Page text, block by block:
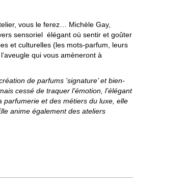
vous le ferez… Michèle Gay,
sensoriel élégant où sentir et goûter
et culturelles (les mots-parfum, leurs
qui vous amèneront à
de parfums ’signature’ et bien-
cessé de traquer l’émotion, l’élégant
parfumerie et des métiers du luxe, elle
anime également des ateliers